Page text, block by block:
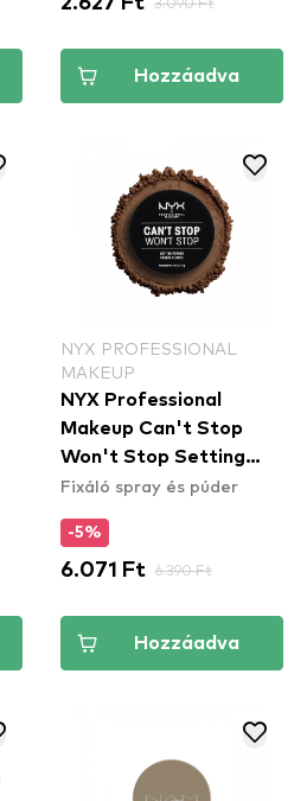
Hozzáadva
NYX PROFESSIONAL
MAKEUP
NYX Professional
Makeup Can't Stop
Won't Stop Setting
Powder fixáló púder -
Fixáló spray és púder
-5%
6.071 Ft 6.390 Ft
Hozzáadva